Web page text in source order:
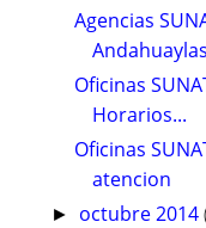
Agencias
Andahuaylas
Oficinas
Horarios...
Oficinas
atencion
► octubre 2014